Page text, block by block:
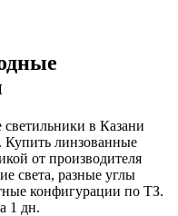
в Казани
Купить линзованные
от производителя
света, разные углы
конфигурации по ТЗ.
1 дн.